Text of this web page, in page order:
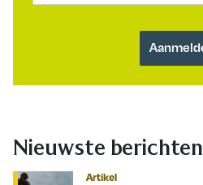
Nieuwste berichten
Artikel